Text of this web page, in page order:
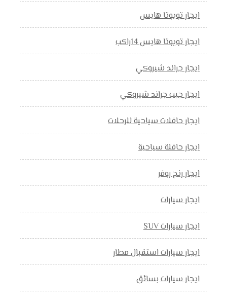
ايجار تويوتا هايس
ايجار تويوتا هايس 14راكب
ايجار جراند شيروكي
ايجار جيب جراند شيروكي
ايجار حافلات سياحية للرحلات
ايجار حافلة سياحية
ايجار رنج روفر
ايجار سيارات
ايجار سيارات SUV
ايجار سيارات استقبال مطار
ايجار سيارات بسائق